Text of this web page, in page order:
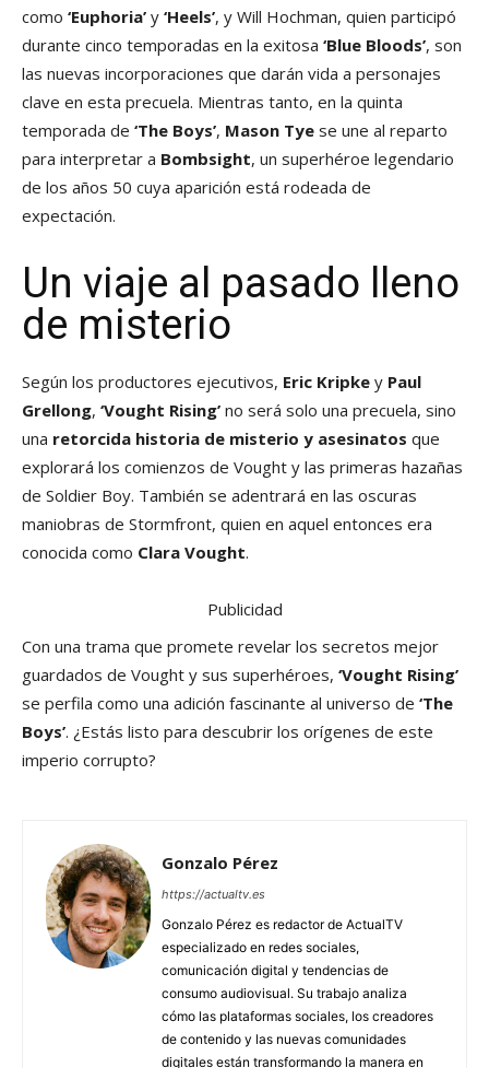
como ‘Euphoria’ y ‘Heels’, y Will Hochman, quien participó
durante cinco temporadas en la exitosa ‘Blue Bloods’, son
las nuevas incorporaciones que darán vida a personajes
clave en esta precuela. Mientras tanto, en la quinta
temporada de ‘The Boys’, Mason Tye se une al reparto
para interpretar a Bombsight, un superhéroe legendario
de los años 50 cuya aparición está rodeada de
expectación.
Un viaje al pasado lleno
de misterio
Según los productores ejecutivos, Eric Kripke y Paul
Grellong, ‘Vought Rising’ no será solo una precuela, sino
una retorcida historia de misterio y asesinatos que
explorará los comienzos de Vought y las primeras hazañas
de Soldier Boy. También se adentrará en las oscuras
maniobras de Stormfront, quien en aquel entonces era
conocida como Clara Vought.
Publicidad
Con una trama que promete revelar los secretos mejor
guardados de Vought y sus superhéroes, ‘Vought Rising’
se perfila como una adición fascinante al universo de ‘The
Boys’. ¿Estás listo para descubrir los orígenes de este
imperio corrupto?
Gonzalo Pérez
https://actualtv.es
Gonzalo Pérez es redactor de ActualTV
especializado en redes sociales,
comunicación digital y tendencias de
consumo audiovisual. Su trabajo analiza
cómo las plataformas sociales, los creadores
de contenido y las nuevas comunidades
digitales están transformando la manera en